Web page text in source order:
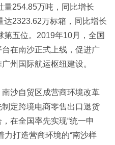
量254.85万吨，同比增长
达2323.62万标箱，同比增长
五位。2019年10月，全国
在南沙正式上线，促进广
州国际航运枢纽建设。
沙自贸区成营商环境改革
定跨境电商零售出口退货
在全国率先实现“统一申
力打造营商环境的“南沙样